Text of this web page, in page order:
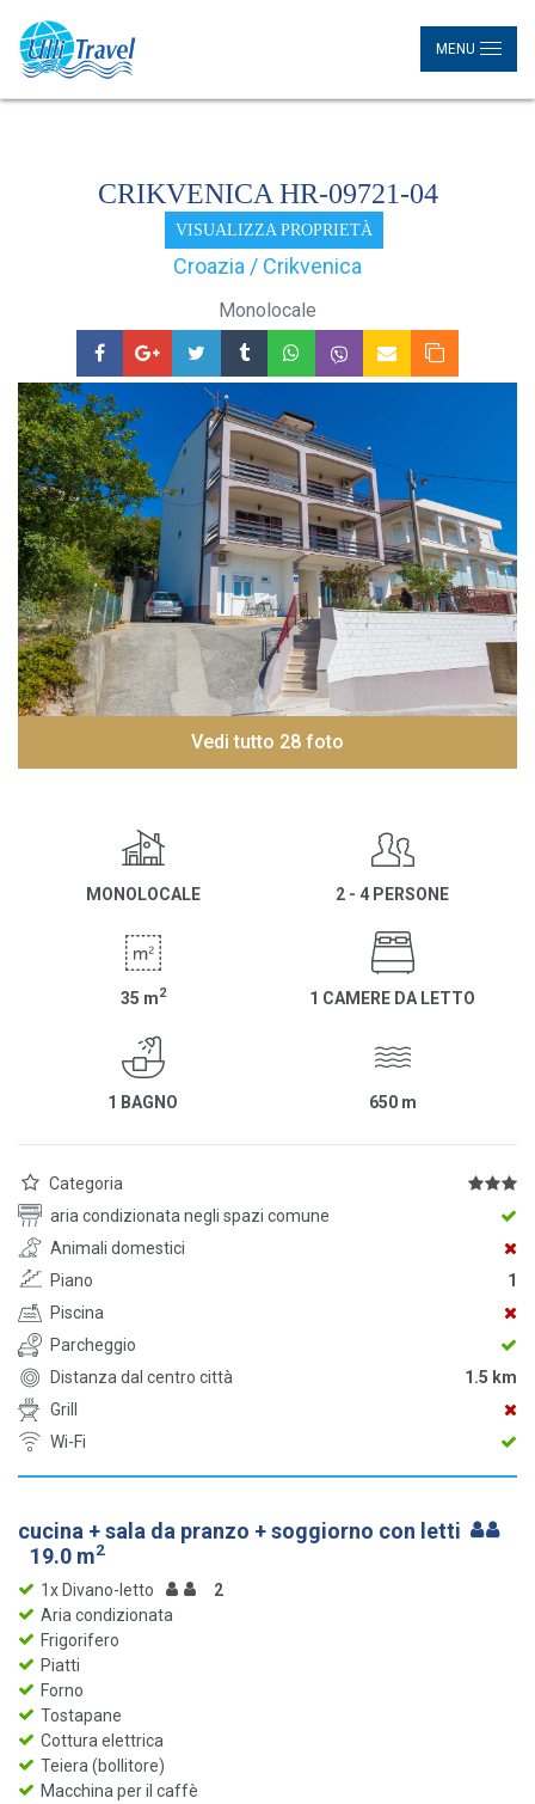
MENU
CRIKVENICA HR-09721-04
VISUALIZZA PROPRIETÀ
Croazia / Crikvenica
Monolocale
Vedi tutto 28 foto
MONOLOCALE 2 - 4 PERSONE
35 m2 1 CAMERE DA LETTO
1 BAGNO 650 m
Categoria
aria condizionata negli spazi comune
Animali domestici
Piano
1
Piscina
Parcheggio
Distanza dal centro città
1.5 km
Grill
Wi-Fi
cucina + sala da pranzo + soggiorno con letti
19.0 m2
1x Divano-letto
2
Aria condizionata
Frigorifero
Piatti
Forno
Tostapane
Cottura elettrica
Teiera (bollitore)
Macchina per il caffè